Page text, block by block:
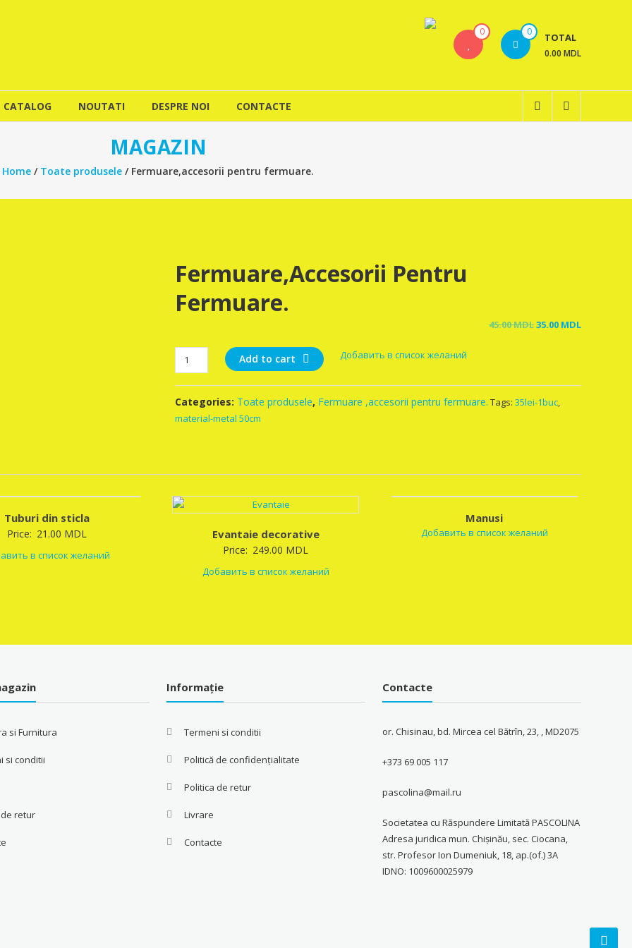
0 0 TOTAL
0.00 MDL
CATALOG NOUTATI DESPRE NOI CONTACTE
MAGAZIN
Home / Toate produsele / Fermuare,accesorii pentru fermuare.
Fermuare,accesorii Pentru
Fermuare.
45.00MDLOriginal
35.00 MDLCurrent
Fermuare,accesorii
pentru
fermuare.
quantity
Add to cart Добавить в список желаний
Categories: Toate produsele, Fermuare ,accesorii pentru fermuare. Tags: 35lei-1buc,
material-metal 50cm
Tuburi din sticla
Price: 21.00 MDL
в список желаний
Evantaie decorative
Price: 249.00 MDL
Добавить в список желаний
Manusi
Добавить в список желаний
si Furnitura
si conditii
retur
Informație
Termeni si conditii
Politică de confidențialitate
Politica de retur
Livrare
Contacte
Contacte
or. Chisinau, bd. Mircea cel Bătrîn, 23, , MD2075
+373 69 005 117
pascolina@mail.ru
Societatea cu Răspundere Limitată PASCOLINA
Adresa juridica mun. Chişinău, sec. Ciocana,
str. Profesor Ion Dumeniuk, 18, ap.(of.) 3A
IDNO: 1009600025979